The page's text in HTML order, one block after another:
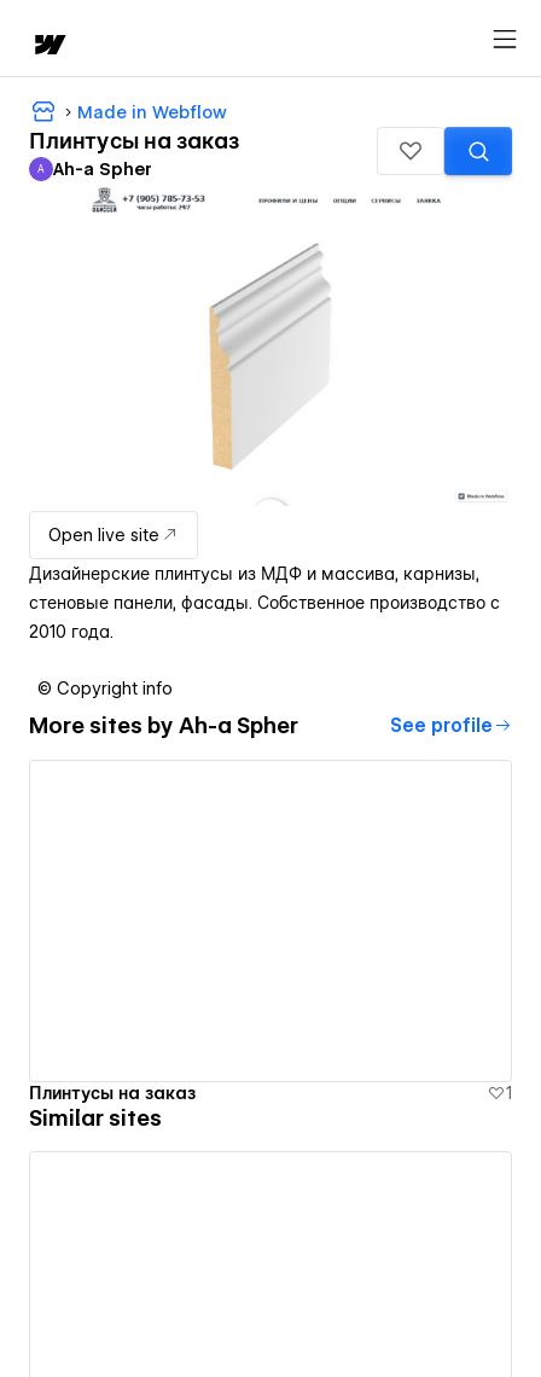
Made in Webflow
Плинтусы на заказ
Ah-a Spher
A Ah-a Spher
Open live site
Дизайнерские плинтусы из МДФ и массива, карнизы,
стеновые панели, фасады. Собственное производство с
2010 года.
© Copyright info
More sites by Ah-a Spher See profile
Плинтусы на заказ 1
Similar sites